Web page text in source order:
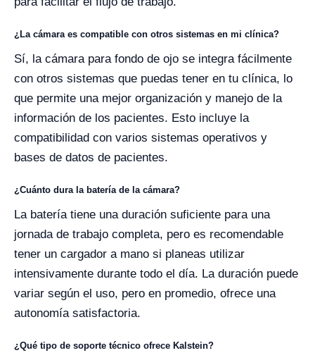
¿La cámara es compatible con otros sistemas en mi clínica?
Sí, la cámara para fondo de ojo se integra fácilmente
con otros sistemas que puedas tener en tu clínica, lo
que permite una mejor organización y manejo de la
información de los pacientes. Esto incluye la
compatibilidad con varios sistemas operativos y
bases de datos de pacientes.
¿Cuánto dura la batería de la cámara?
La batería tiene una duración suficiente para una
jornada de trabajo completa, pero es recomendable
tener un cargador a mano si planeas utilizar
intensivamente durante todo el día. La duración puede
variar según el uso, pero en promedio, ofrece una
autonomía satisfactoria.
¿Qué tipo de soporte técnico ofrece Kalstein?